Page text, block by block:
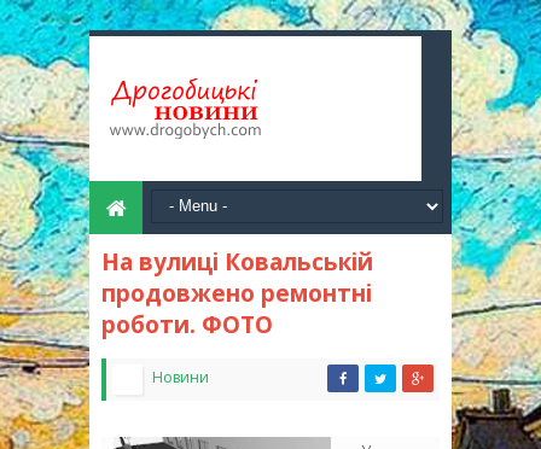
На вулиці Ковальській
продовжено ремонтні
роботи. ФОТО
Новини